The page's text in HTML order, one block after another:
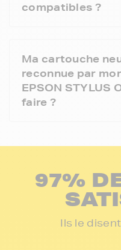
compatibles ?
Ma cartouche
reconnue par
EPSON STYLUS
faire ?
97%
Ils le